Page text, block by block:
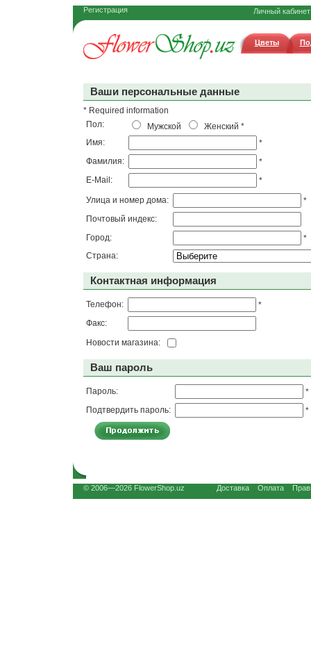
Регистрация Личный кабинет
Цветы
Ваши персональные данные
* Required information
Пол:
Мужской Женский *
Имя:
*
Фамилия:
*
E-Mail:
*
Улица и номер дома:
*
Почтовый индекс:
Город:
*
Страна:
Контактная информация
Телефон:
*
Факс:
Новости магазина:
Ваш пароль
Пароль:
*
Подтвердить пароль:
*
© 2006—2026 FlowerShop.uz Доставка Оплата